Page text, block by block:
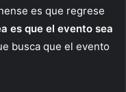
es que regrese
es que el evento sea
busca que el evento